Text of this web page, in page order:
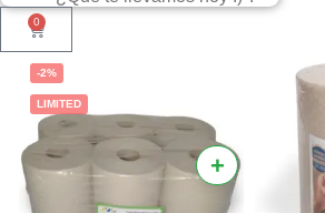
0
-2%
LIMITED
+